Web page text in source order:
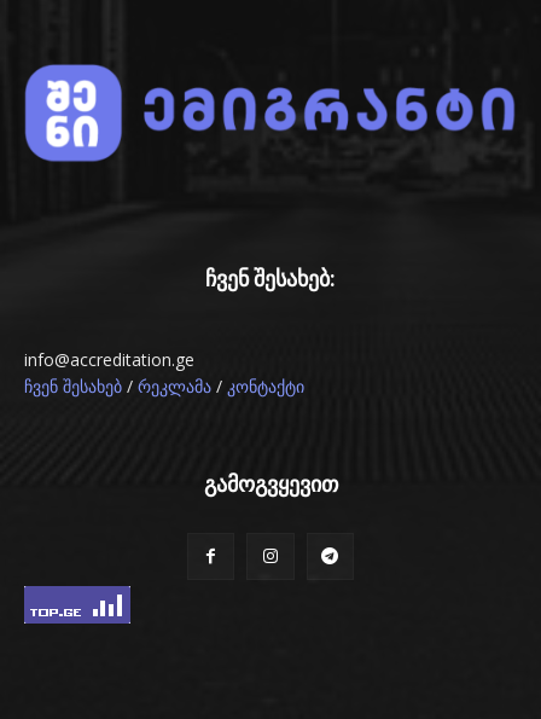
ჩვენ შესახებ:
info@accreditation.ge
ჩვენ შესახებ / რეკლამა / კონტაქტი
გამოგვყევით